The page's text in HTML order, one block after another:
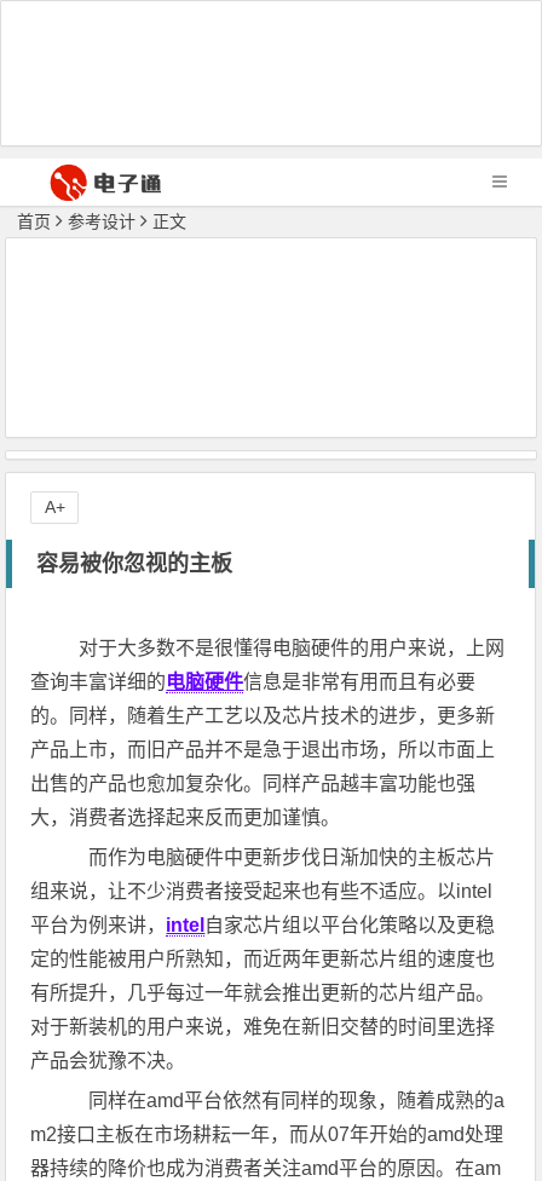
首页 参考设计 正文
容易被你忽视的主板
对于大多数不是很懂得电脑硬件的用户来说，上网
查询丰富详细的电脑硬件信息是非常有用而且有必要
的。同样，随着生产工艺以及芯片技术的进步，更多新
产品上市，而旧产品并不是急于退出市场，所以市面上
出售的产品也愈加复杂化。同样产品越丰富功能也强
大，消费者选择起来反而更加谨慎。
而作为电脑硬件中更新步伐日渐加快的主板芯片
组来说，让不少消费者接受起来也有些不适应。以intel
平台为例来讲， intel 自家芯片组以平台化策略以及更稳
定的性能被用户所熟知，而近两年更新芯片组的速度也
有所提升，几乎每过一年就会推出更新的芯片组产品。
对于新装机的用户来说，难免在新旧交替的时间里选择
产品会犹豫不决。
同样在amd平台依然有同样的现象，随着成熟的a
m2接口主板在市场耕耘一年，而从07年开始的amd处理
器持续的降价也成为消费者关注amd平台的原因。在am
A+